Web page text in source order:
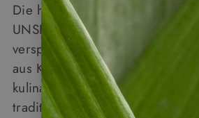
Die historische Altstadt Casco
UNSESCO zum Weltkulturerbe
versprüht mit kolonialen
aus Kopfsteinpflaster ein
kulinarisch hat die Stadt viel
traditionellen Märkten bis zu